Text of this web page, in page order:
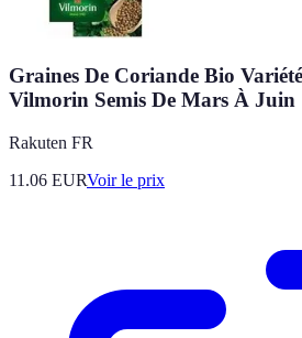
Graines De Coriande Bio
Vilmorin Semis De Mars À Juin
Rakuten FR
11.06 EURVoir le prix